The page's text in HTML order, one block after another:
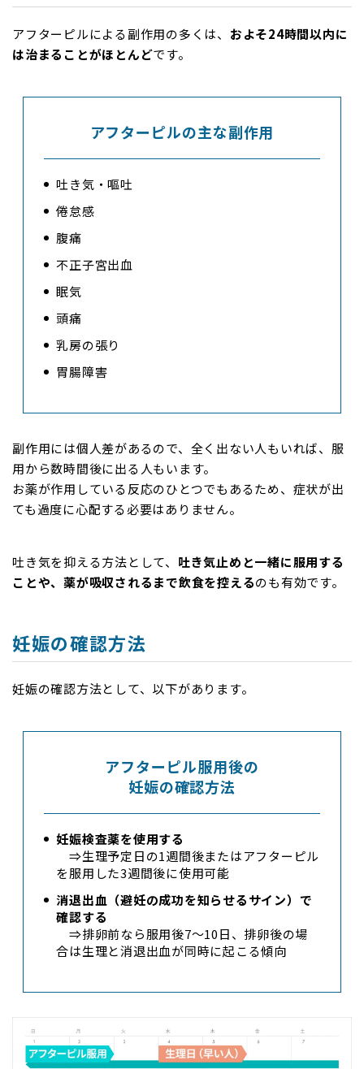
アフターピルによる副作用の多くは、 およそ24時間以内に
は治まることがほとんどです。
アフターピルの主な副作用
吐き気・嘔吐
倦怠感
腹痛
不正子宮出血
眠気
頭痛
乳房の張り
胃腸障害
副作用には個人差があるので、全く出ない人もいれば、服
用から数時間後に出る人もいます。
お薬が作用している反応のひとつでもあるため、症状が出
ても過度に心配する必要はありません。
吐き気を抑える方法として、 吐き気止めと一緒に服用する
ことや、薬が吸収されるまで飲食を控えるのも有効です。
妊娠の確認方法
妊娠の確認方法として、以下があります。
アフターピル服用後の
妊娠の確認方法
妊娠検査薬を使用する
⇒生理予定日の1週間後またはアフターピル
を服用した3週間後に使用可能
消退出血（避妊の成功を知らせるサイン）で
確認する
⇒排卵前なら服用後7～10日、排卵後の場
合は生理と消退出血が同時に起こる傾向